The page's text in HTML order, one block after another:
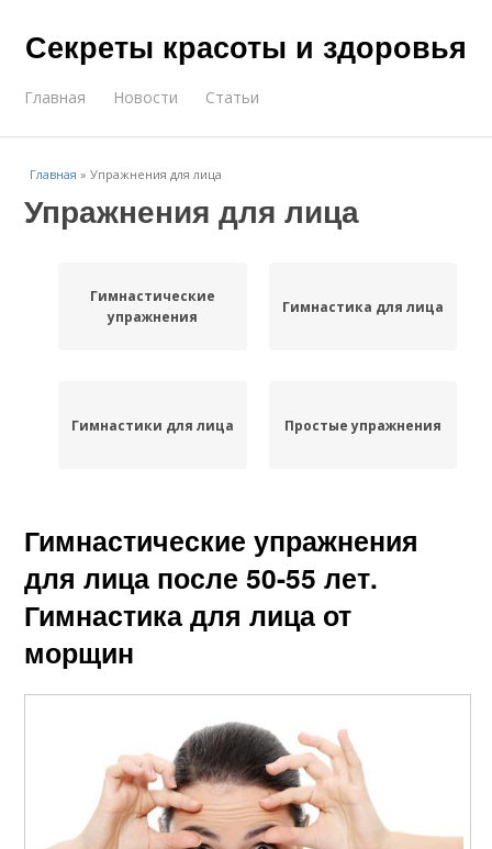
Секреты красоты и здоровья
Главная Новости Статьи
Главная »Упражнения для лица
Упражнения для лица
Гимнастические
упражнения
Гимнастика для лица
Гимнастики для лица Простые упражнения
Гимнастические упражнения
для лица после 50-55 лет.
Гимнастика для лица от
морщин